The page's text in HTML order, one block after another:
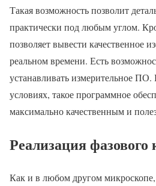
Такая возможность позволит
практически под любым углом.
позволяет вывести качественное
реальном времени. Есть
устанавливать измерительное
условиях, такое программное
максимально качественным и
Реализация фазового
Как и в любом другом